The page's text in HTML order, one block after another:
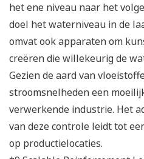
het ene niveau naar het
doel het waterniveau in de
omvat ook apparaten om
creëren die willekeurig de
Gezien de aard van
stroomsnelheden een
verwerkende industrie. Het
van deze controle leidt tot
op productielocaties.